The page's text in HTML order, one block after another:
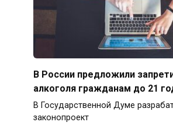
В России предложили
алкоголя гражданам до 21
В Государственной Думе
законопроект